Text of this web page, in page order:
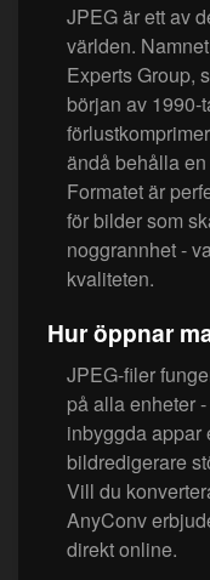
JPEG är ett av
världen.
Experts Group,
början av 1990-
ändå behålla
Formatet är
för bilder som
noggrannhet -
kvaliteten.
Hur öppnar
JPEG-filer
på alla enheter
inbyggda appar
bildredigerare
Vill du
AnyConv
direkt online.